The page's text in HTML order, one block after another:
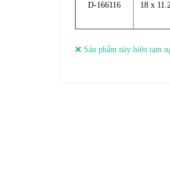
D-166116 18 x
❌ Sản phẩm này hiện tạm